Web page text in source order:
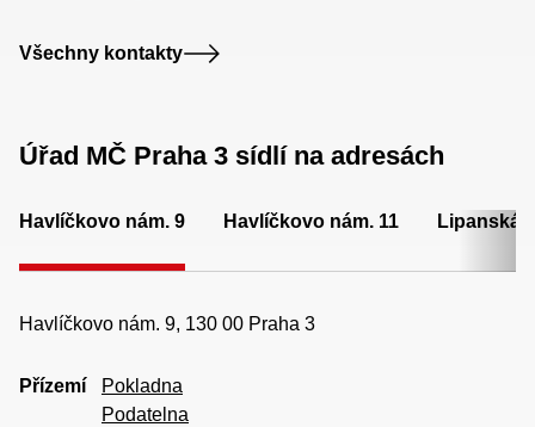
Všechny kontakty
Úřad MČ Praha 3 sídlí na adresách
Havlíčkovo nám. 9 Havlíčkovo nám. 11 Lipanská 7
Havlíčkovo nám. 9, 130 00 Praha 3
Přízemí
Pokladna
Podatelna